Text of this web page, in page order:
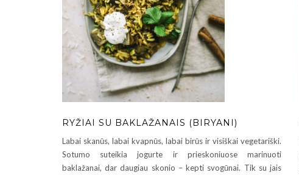
RYŽIAI SU BAKLAŽANAIS (BIRYANI)
Labai skanūs, labai kvapnūs, labai birūs ir visiškai vegetariški.
Sotumo suteikia jogurte ir prieskoniuose marinuoti
baklažanai, dar daugiau skonio – kepti svogūnai. Tik su jais